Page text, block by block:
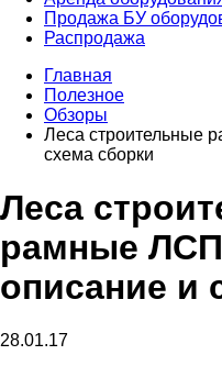
Продажа БУ
Распродажа
Главная
Полезное
Обзоры
Леса строительные
схема сборки
Леса
рамные
описание и
28.01.17